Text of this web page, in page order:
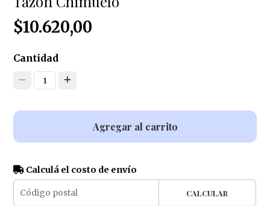
$10.620,00
Cantidad
1
Agregar al carrito
Calculá el costo de envío
CALCULAR